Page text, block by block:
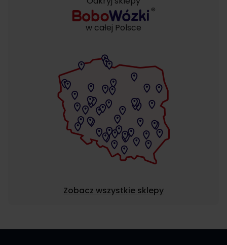
w całej Polsce
Zobacz wszystkie sklepy